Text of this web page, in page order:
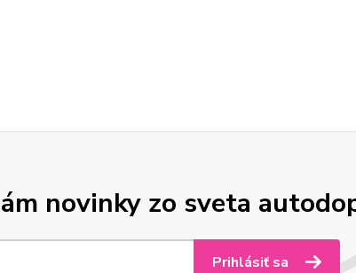
novinky zo sveta
Prihlásiť sa